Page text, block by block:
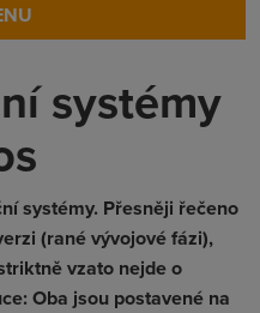
systémy
systémy. Přesněji řečeno
(rané vývojové fázi),
vzato nejde o
Oba jsou postavené na